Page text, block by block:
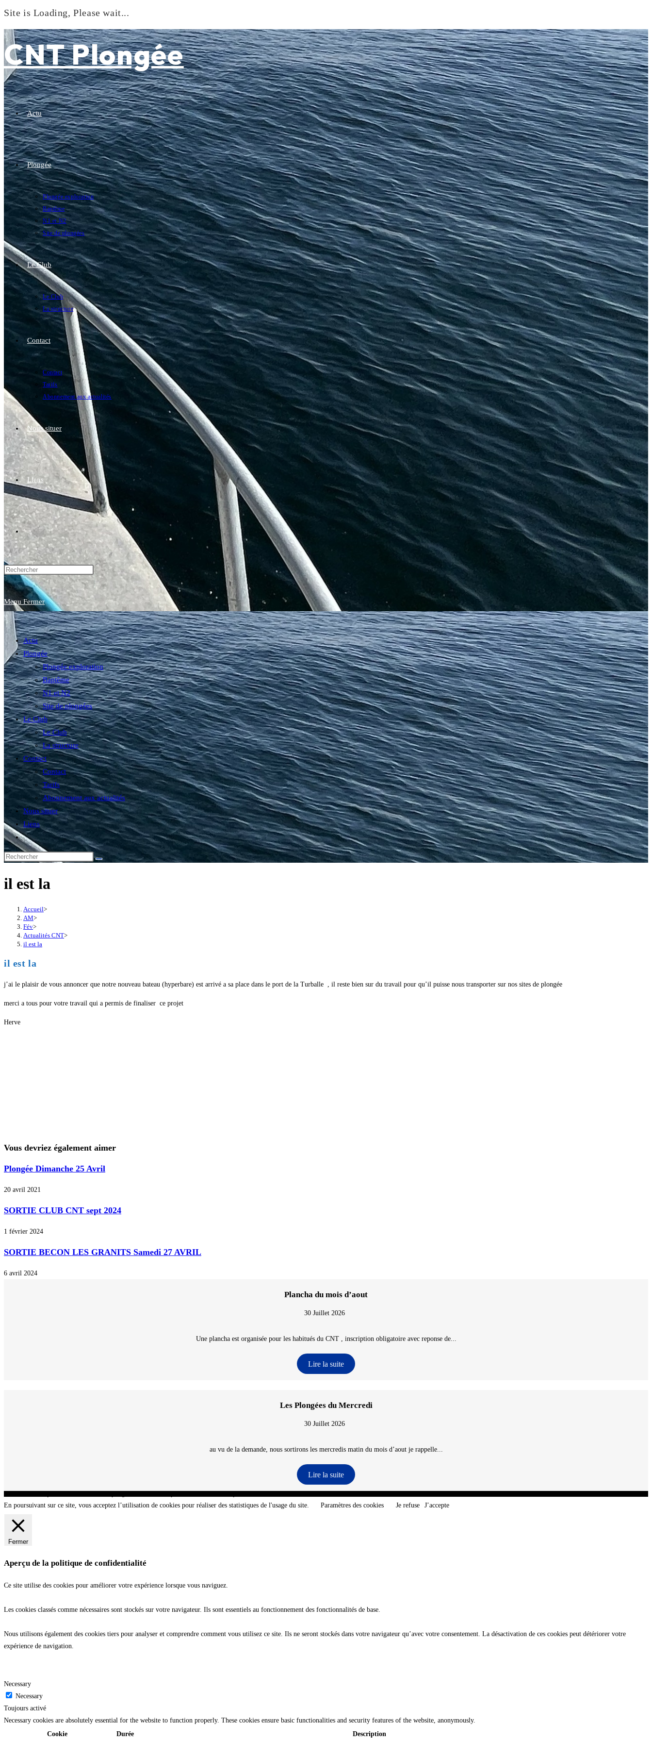
Site is Loading, Please wait...
to
content
CNT Plongée
Actu
Plongée
Plongée exploration
Baptême
N1 et N2
Site de plongées
Le Club
Le Club
La structure
Contact
Contact
Tarifs
Abonnement aux actualités
Nous situer
Liens
Toggle
website
search
Menu Fermer
Actu
Plongée
Plongée exploration
Baptême
N1 et N2
Site de plongées
Le Club
Le Club
La structure
Contact
Contact
Tarifs
Abonnement aux actualités
Nous situer
Liens
Toggle
website
search
il est la
Accueil>
AM>
Fév>
Actualités CNT>
il est la
il est la
j’ai le plaisir de vous annoncer que notre nouveau bateau (hyperbare) est arrivé a sa place dans le port de la Turballe , il reste bien sur du travail pour qu’il puisse nous transporter sur nos sites de plongée
merci a tous pour votre travail qui a permis de finaliser ce projet
Herve
Vous devriez également aimer
Plongée Dimanche 25 Avril
20 avril 2021
SORTIE CLUB CNT sept 2024
1 février 2024
SORTIE BECON LES GRANITS Samedi 27 AVRIL
6 avril 2024
Plancha du mois d’aout
30 Juillet 2026
Une plancha est organisée pour les habitués du CNT , inscription obligatoire avec reponse de...
Lire la suite
Les Plongées du Mercredi
30 Juillet 2026
au vu de la demande, nous sortirons les mercredis matin du mois d’aout je rappelle...
Lire la suite
En poursuivant sur ce site, vous acceptez l’utilisation de cookies pour réaliser des statistiques de l'usage du site. Paramètres des cookies Je refuse J’accepte
Fermer
Aperçu de la politique de confidentialité
Ce site utilise des cookies pour améliorer votre expérience lorsque vous naviguez.
Les cookies classés comme nécessaires sont stockés sur votre navigateur. Ils sont essentiels au fonctionnement des fonctionnalités de base.
Nous utilisons également des cookies tiers pour analyser et comprendre comment vous utilisez ce site. Ils ne seront stockés dans votre navigateur qu’avec votre consentement. La désactivation de ces cookies peut détériorer votre
expérience de navigation.
Necessary
Necessary
Toujours activé
Necessary cookies are absolutely essential for the website to function properly. These cookies ensure basic functionalities and security features of the website, anonymously.
Cookie
Durée Description